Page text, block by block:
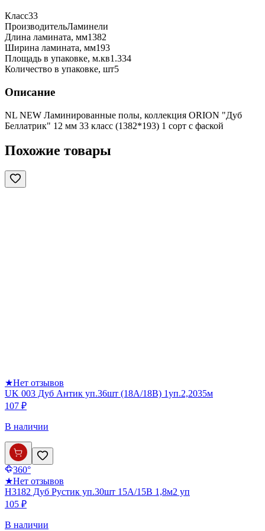
Класс33
ПроизводительЛаминели
Длина ламината, мм1382
Ширина ламината, мм193
Площадь в упаковке, м.кв1.334
Количество в упаковке, шт5
Описание
NL NEW Ламинированные полы, коллекция ORION "Дуб
Беллатрик" 12 мм 33 класс (1382*193) 1 сорт с фаской
Похожие товары
★Нет отзывов
UK 003 Дуб Антик уп.36шт (18А/18В) 1уп.2,2035м
107 ₽
В наличии
360°
★Нет отзывов
Н3182 Дуб Рустик уп.30шт 15А/15В 1,8м2 уп
105 ₽
В наличии